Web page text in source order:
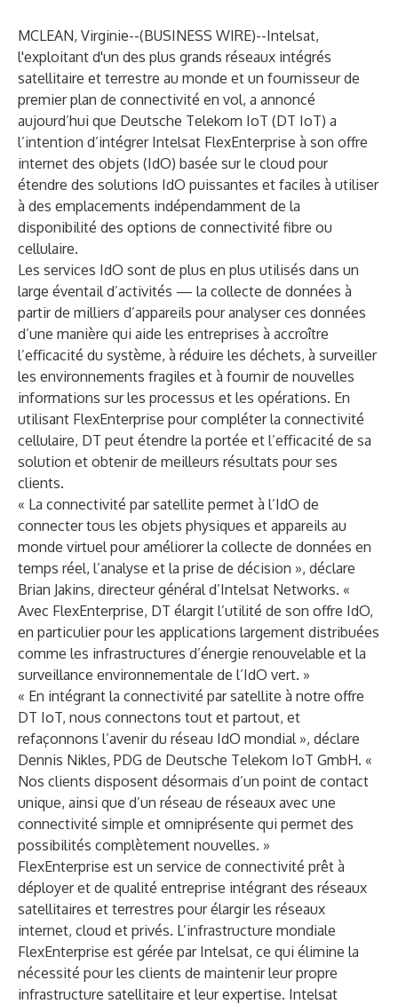
MCLEAN, Virginie--(BUSINESS WIRE)--Intelsat,
l'exploitant d'un des plus grands réseaux intégrés
satellitaire et terrestre au monde et un fournisseur de
premier plan de connectivité en vol, a annoncé
aujourd’hui que Deutsche Telekom IoT (DT IoT) a
l’intention d’intégrer Intelsat FlexEnterprise à son offre
internet des objets (IdO) basée sur le cloud pour
étendre des solutions IdO puissantes et faciles à utiliser
à des emplacements indépendamment de la
disponibilité des options de connectivité fibre ou
cellulaire.
Les services IdO sont de plus en plus utilisés dans un
large éventail d’activités — la collecte de données à
partir de milliers d’appareils pour analyser ces données
d’une manière qui aide les entreprises à accroître
l’efficacité du système, à réduire les déchets, à surveiller
les environnements fragiles et à fournir de nouvelles
informations sur les processus et les opérations. En
utilisant FlexEnterprise pour compléter la connectivité
cellulaire, DT peut étendre la portée et l’efficacité de sa
solution et obtenir de meilleurs résultats pour ses
clients.
« La connectivité par satellite permet à l’IdO de
connecter tous les objets physiques et appareils au
monde virtuel pour améliorer la collecte de données en
temps réel, l’analyse et la prise de décision », déclare
Brian Jakins, directeur général d’Intelsat Networks. «
Avec FlexEnterprise, DT élargit l’utilité de son offre IdO,
en particulier pour les applications largement distribuées
comme les infrastructures d’énergie renouvelable et la
surveillance environnementale de l’IdO vert. »
« En intégrant la connectivité par satellite à notre offre
DT IoT, nous connectons tout et partout, et
refaçonnons l’avenir du réseau IdO mondial », déclare
Dennis Nikles, PDG de Deutsche Telekom IoT GmbH. «
Nos clients disposent désormais d’un point de contact
unique, ainsi que d’un réseau de réseaux avec une
connectivité simple et omniprésente qui permet des
possibilités complètement nouvelles. »
FlexEnterprise est un service de connectivité prêt à
déployer et de qualité entreprise intégrant des réseaux
satellitaires et terrestres pour élargir les réseaux
internet, cloud et privés. L’infrastructure mondiale
FlexEnterprise est gérée par Intelsat, ce qui élimine la
nécessité pour les clients de maintenir leur propre
infrastructure satellitaire et leur expertise. Intelsat